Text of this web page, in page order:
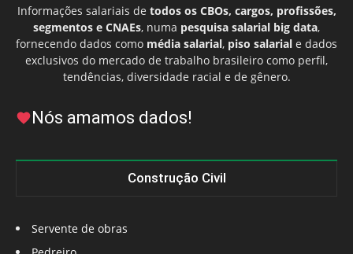
Informações salariais de todos os CBOs, cargos, profissões,
segmentos e CNAEs, numa pesquisa salarial big data,
fornecendo dados como média salarial, piso salarial e dados
exclusivos do mercado de trabalho brasileiro como perfil,
tendências, diversidade racial e de gênero.
Nós amamos dados!
Construção Civil
Servente de obras